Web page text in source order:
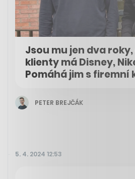
Jsou mu jen dva roky,
klienty má Disney,
Pomáhá jim s firemní
PETER BREJČÁK
5. 4. 2024 12:53